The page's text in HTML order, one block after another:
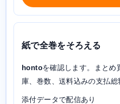
紙で全巻をそろえる
hontoを確認します。まとめ
庫、巻数、送料込みの支払総
添付データで配信あり